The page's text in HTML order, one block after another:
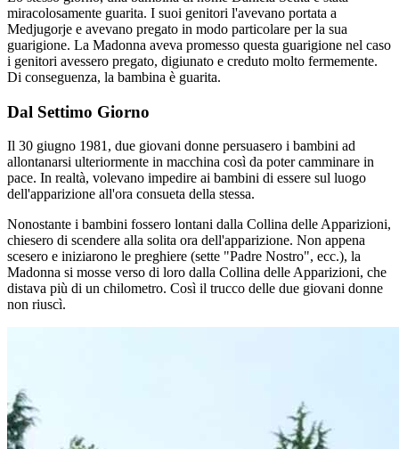
miracolosamente guarita. I suoi genitori l'avevano portata a
Medjugorje e avevano pregato in modo particolare per la sua
guarigione. La Madonna aveva promesso questa guarigione nel caso
i genitori avessero pregato, digiunato e creduto molto fermemente.
Di conseguenza, la bambina è guarita.
Dal Settimo Giorno
Il 30 giugno 1981, due giovani donne persuasero i bambini ad
allontanarsi ulteriormente in macchina così da poter camminare in
pace. In realtà, volevano impedire ai bambini di essere sul luogo
dell'apparizione all'ora consueta della stessa.
Nonostante i bambini fossero lontani dalla Collina delle Apparizioni,
chiesero di scendere alla solita ora dell'apparizione. Non appena
scesero e iniziarono le preghiere (sette "Padre Nostro", ecc.), la
Madonna si mosse verso di loro dalla Collina delle Apparizioni, che
distava più di un chilometro. Così il trucco delle due giovani donne
non riuscì.